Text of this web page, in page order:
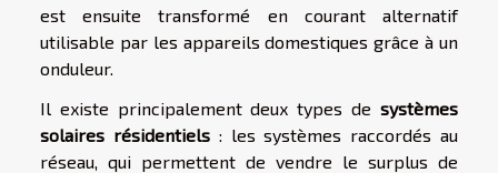
est ensuite transformé en courant alternatif
utilisable par les appareils domestiques grâce à un
onduleur.
Il existe principalement deux types de systèmes
solaires résidentiels: les systèmes raccordés au
réseau, qui permettent de vendre le surplus de